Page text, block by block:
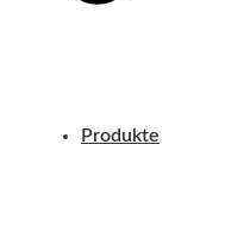
Produkte